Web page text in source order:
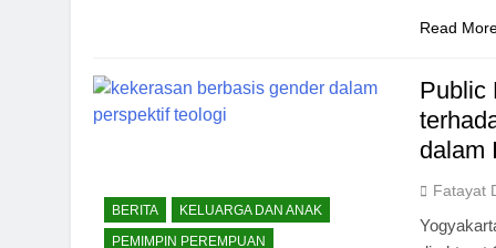
Read
BERITA
KELUARGA DAN ANAK
PEMIMPIN PEREMPUAN
Public
dalam
Fatayat